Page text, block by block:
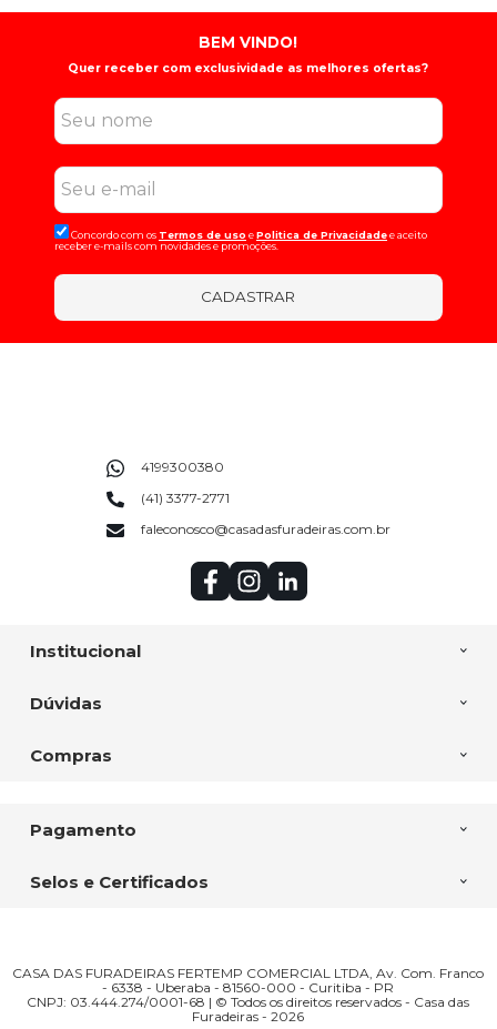
BEM VINDO!
Quer receber com exclusividade as melhores ofertas?
Concordo com os Termos de uso ePolitica de Privacidadee aceito
receber e-mails com novidades e promoções.
CADASTRAR
Institucional
Dúvidas
Compras
4199300380
(41) 3377-2771
faleconosco@casadasfuradeiras.com.br
Pagamento
Selos e Certificados
CASA DAS FURADEIRAS FERTEMP COMERCIAL LTDA, Av. Com. Franco
- 6338 - Uberaba - 81560-000 - Curitiba - PR
CNPJ: 03.444.274/0001-68 | © Todos os direitos reservados - Casa das
Furadeiras - 2026